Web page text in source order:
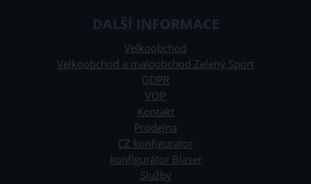
DALŠÍ INFORMACE
Velkoobchod
Velkoobchod a maloobchod Zelený Sport
GDPR
VOP
Kontakt
Prodejna
CZ konfigurator
konfigurátor Blaser
Služby